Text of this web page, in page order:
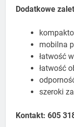
Dodatkowe
mobilna
łatwość
łatwość
szeroki
Kontakt: 605